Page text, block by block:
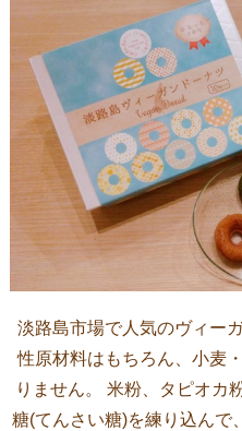
淡路島市場で人気のヴィー
性原材料はもちろん、小麦
りません。 米粉、タピオカ
糖(てんさい糖)を練り込んで